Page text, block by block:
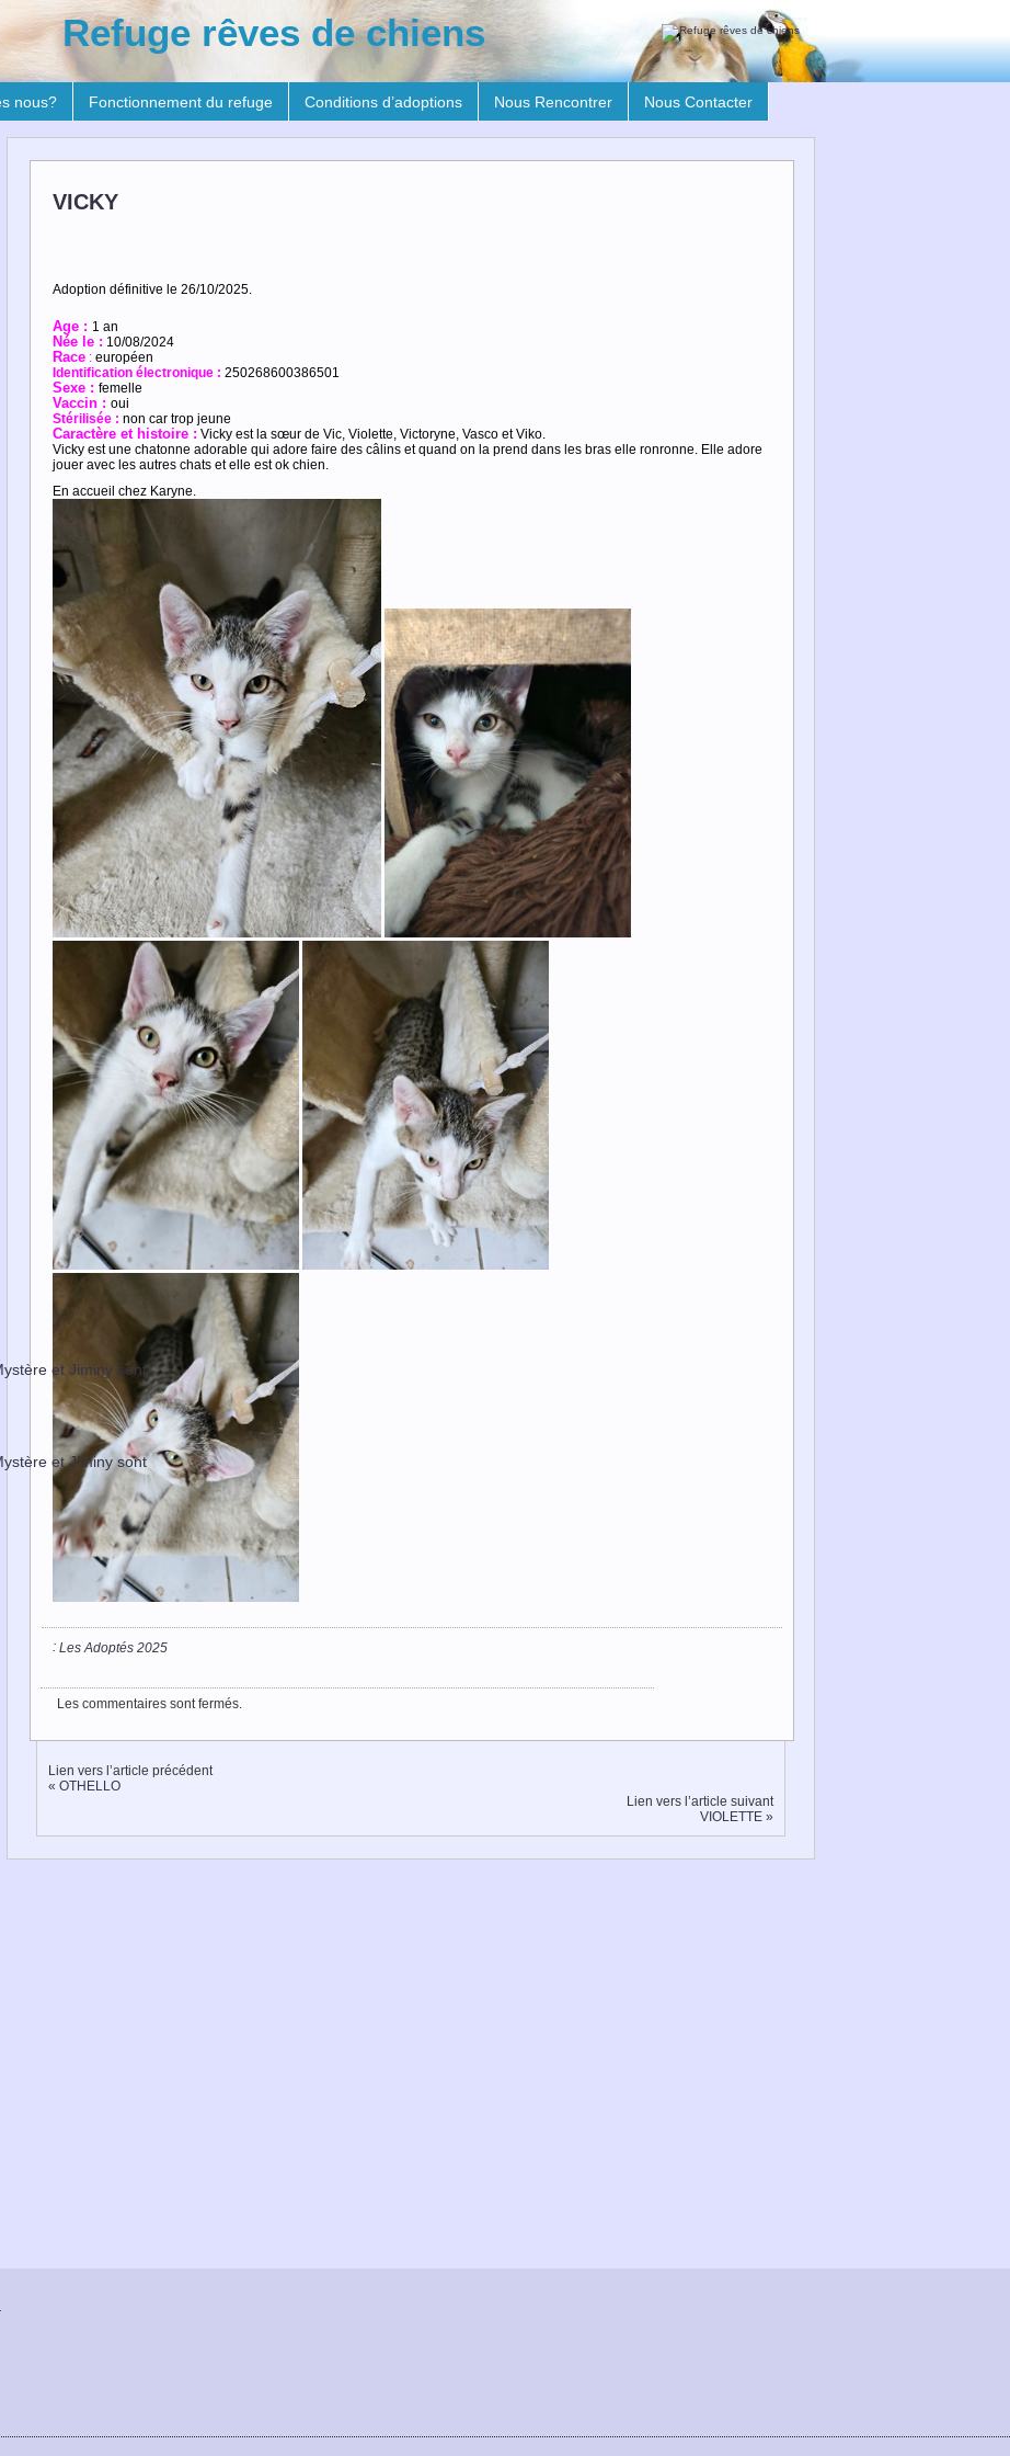
Refuge rêves de chiens
nous? Fonctionnement du refuge Conditions d’adoptions Nous Rencontrer Nous Contacter
VICKY
Adoption définitive le 26/10/2025.
Age : 1 an
Née le : 10/08/2024
Race : européen
Identification électronique : 250268600386501
Sexe : femelle
Vaccin : oui
Stérilisée : non car trop jeune
Caractère et histoire : Vicky est la sœur de Vic, Violette, Victoryne, Vasco et Viko.
Vicky est une chatonne adorable qui adore faire des câlins et quand on la prend dans les bras elle ronronne. Elle adore
jouer avec les autres chats et elle est ok chien.
En accueil chez Karyne.
: Les Adoptés 2025
Les commentaires sont fermés.
Lien vers l’article précédent
« OTHELLO
Lien vers l’article suivant
VIOLETTE »
et Jiminy sont
et Jiminy sont